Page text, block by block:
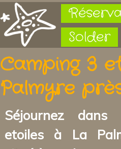
Solder
Camping 3
Palmyre
Séjournez
etoiles à La